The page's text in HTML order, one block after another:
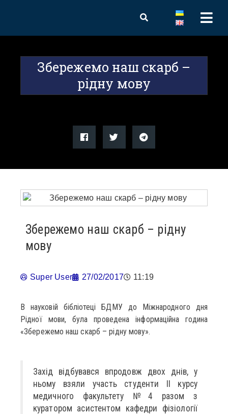
Збережемо наш скарб –
рідну мову
Збережемо наш скарб – рідну
мову
Super User 27/02/2017 11:19
В науковій бібліотеці БДМУ до Міжнародного дня
Рідної мови, була проведена інформаційна година
«Збережемо наш скарб – рідну мову».
Захід відбувався впродовж двох днів, у
ньому взяли участь студенти ІІ курсу
медичного факультету №4 разом з
куратором асистентом кафедри фізіології